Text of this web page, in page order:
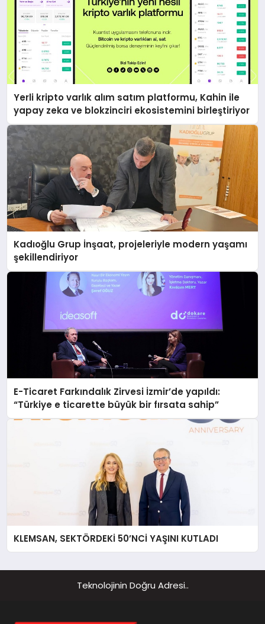
Yerli kripto varlık alım satım platformu, Kahin ile
yapay zeka ve blokzinciri ekosistemini birleştiriyor
Kadıoğlu Grup İnşaat, projeleriyle modern yaşamı
şekillendiriyor
E-Ticaret Farkındalık Zirvesi İzmir’de yapıldı:
“Türkiye e ticarette büyük bir fırsata sahip”
KLEMSAN, SEKTÖRDEKİ 50’NCİ YAŞINI KUTLADI
Teknolojinin Doğru Adresi..